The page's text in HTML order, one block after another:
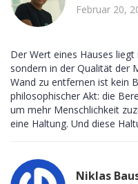
Februar 20,
Der Wert eines Hauses
sondern in der Qualität der
Wand zu entfernen ist kein
philosophischer Akt: die
um mehr Menschlichkeit
eine Haltung. Und diese
Niklas